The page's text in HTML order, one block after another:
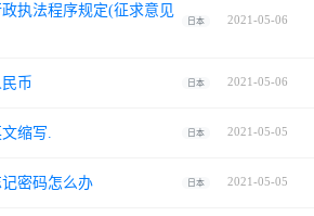
执法程序规定(征求意见
日本 2021-05-06
币 日本 2021-05-06
缩写. 日本 2021-05-05
密码怎么办 日本 2021-05-05